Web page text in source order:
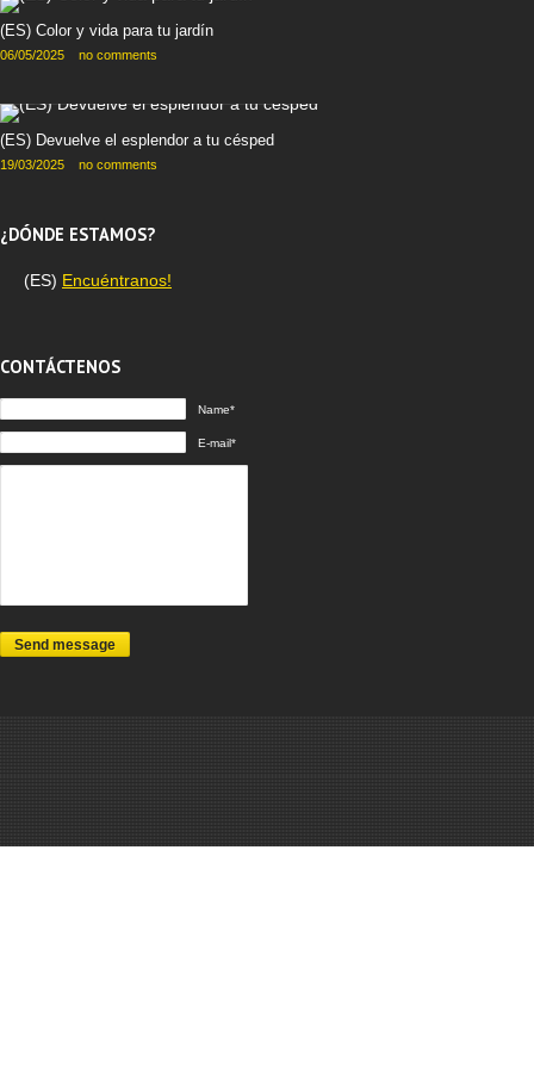
(ES) Color y vida para tu jardín
06/05/2025 no comments
(ES) Devuelve el esplendor a tu césped
19/03/2025 no comments
¿DÓNDE ESTAMOS?
(ES) Encuéntranos!
CONTÁCTENOS
Name*
E-mail*
Send message